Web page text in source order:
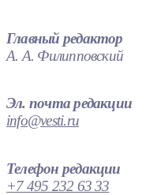
Главный редактор
А. А. Филипповский
Эл. почта редакции
info@vesti.ru
Телефон редакции
+7 495 232 63 33